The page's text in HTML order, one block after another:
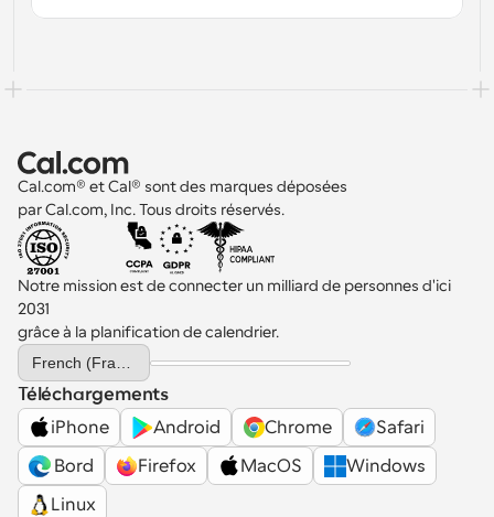
Cal.com® et Cal® sont des marques déposées
par Cal.com, Inc. Tous droits réservés.
Notre mission est de connecter un milliard de personnes d'ici
2031
grâce à la planification de calendrier.
Select Language
Téléchargements
iPhone
Android Chrome
Safari
Bord
Firefox MacOS
Windows
Linux